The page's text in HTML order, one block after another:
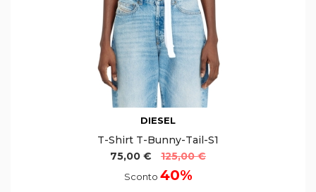
DIESEL
T-Shirt T-Bunny-Tail-S1
75,00 €
125,00 €
Sconto 40%